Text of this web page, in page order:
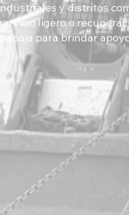
y distritos
ligero o
trabaja para brindar